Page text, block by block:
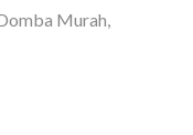
Murah,